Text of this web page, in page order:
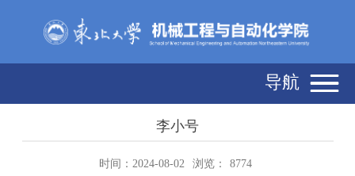
导航
李小号
时间：2024-08-02 浏览： 8774